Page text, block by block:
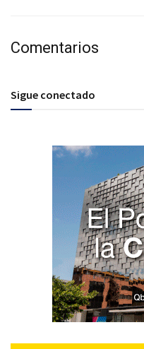
Comentarios
Sigue conectado